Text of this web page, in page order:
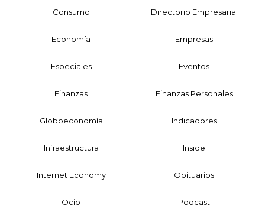
Consumo Directorio Empresarial
Economía Empresas
Especiales Eventos
Finanzas Finanzas Personales
Globoeconomía Indicadores
Infraestructura Inside
Internet Economy Obituarios
Ocio Podcast